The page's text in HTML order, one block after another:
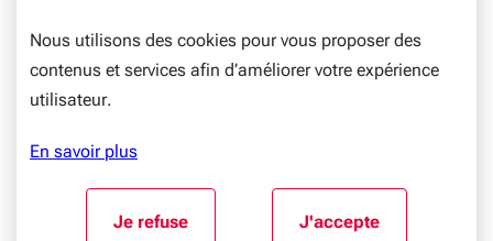
Nous utilisons des cookies pour vous proposer des
contenus et services afin d’améliorer votre expérience
utilisateur.
En savoir plus
Je refuse
l'utilisation de cookies
J'accepte
l'utilisation de
Mentions légales
Aller au début du contenu